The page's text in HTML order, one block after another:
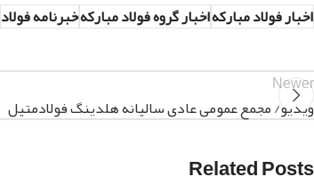
اخبار فولاد مبارکهاخبار گروه فولاد مبارکهخبرنامه فولاد
Newer
ویدیو/ مجمع عمومی عادی سالیانه هلدینگ فولادمتیل
Related Posts